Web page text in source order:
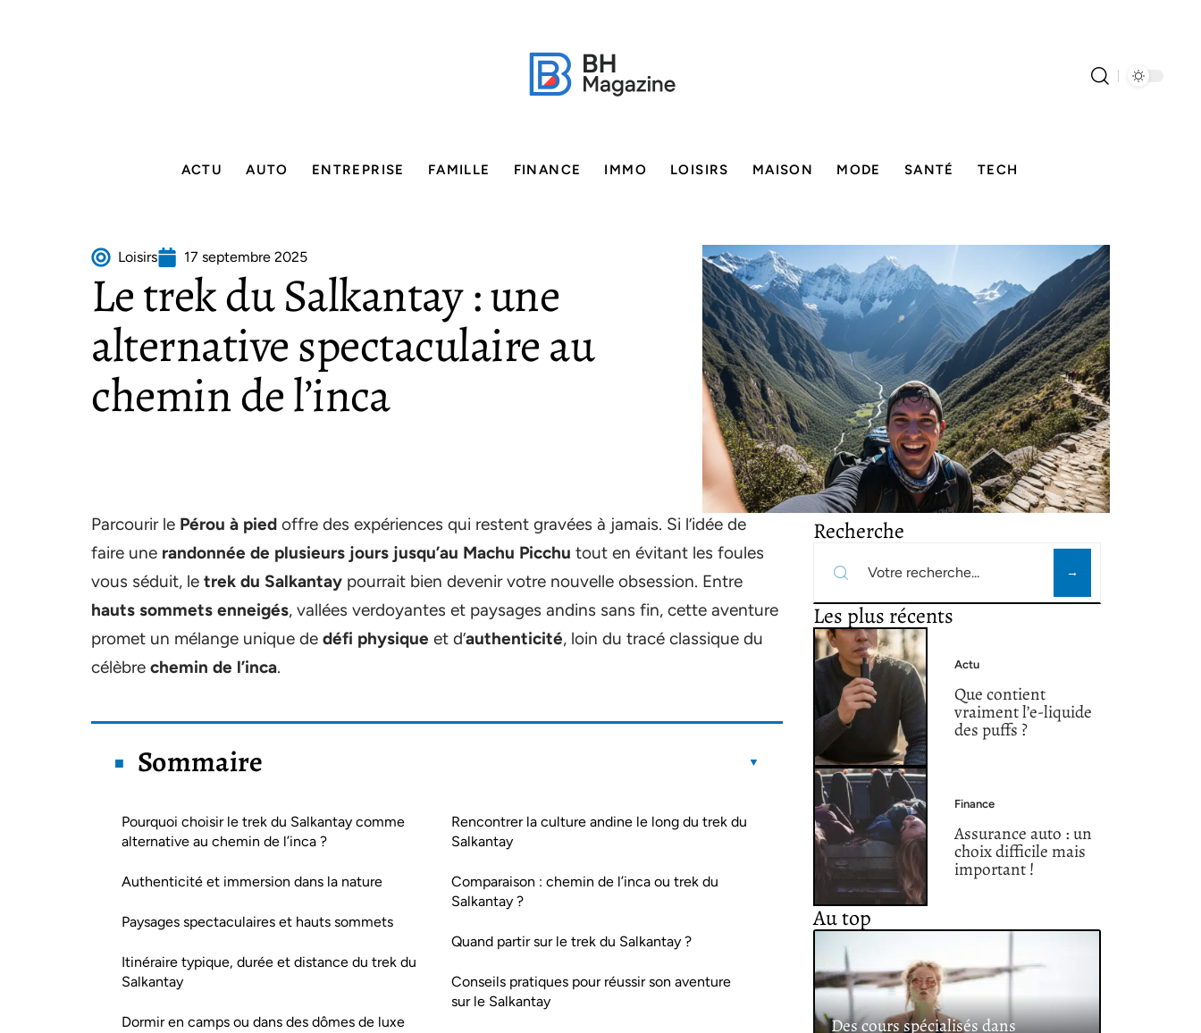
ACTU AUTO ENTREPRISE FAMILLE FINANCE IMMO LOISIRS MAISON MODE SANTÉ TECH
Loisirs 17 septembre 2025
Le trek du Salkantay : une
alternative spectaculaire au
chemin de l’inca
Parcourir le Pérou à pied offre des expériences qui restent gravées à jamais. Si l’idée de
faire une randonnée de plusieurs jours jusqu’au Machu Picchu tout en évitant les foules
vous séduit, le trek du Salkantay pourrait bien devenir votre nouvelle obsession. Entre
hauts sommets enneigés, vallées verdoyantes et paysages andins sans fin, cette aventure
promet un mélange unique de défi physique et d’authenticité, loin du tracé classique du
célèbre chemin de l’inca.
Sommaire
Pourquoi choisir le trek du Salkantay comme
alternative au chemin de l’inca ?
Authenticité et immersion dans la nature
Paysages spectaculaires et hauts sommets
Itinéraire typique, durée et distance du trek du
Salkantay
Dormir en camps ou dans des dômes de luxe
Rencontrer la culture andine le long du trek du
Salkantay
Comparaison : chemin de l’inca ou trek du
Salkantay ?
Quand partir sur le trek du Salkantay ?
Conseils pratiques pour réussir son aventure
sur le Salkantay
Recherche
Les plus récents
Actu
Que contient
vraiment l’e-liquide
des puffs ?
Finance
Assurance auto : un
choix difficile mais
important !
Au top
Des cours spécialisés dans